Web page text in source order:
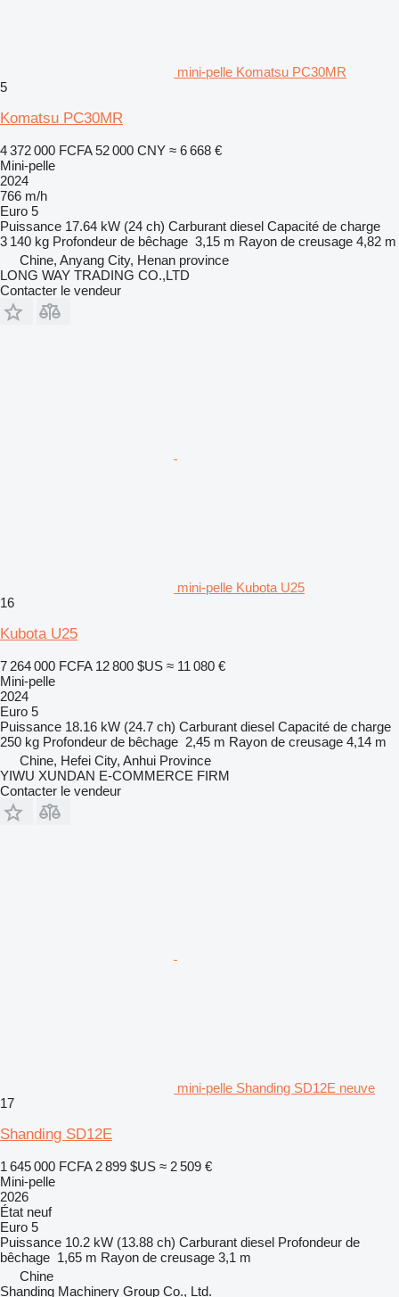
mini-pelle Komatsu PC30MR
5
Komatsu PC30MR
4 372 000 FCFA 52 000 CNY ≈ 6 668 €
Mini-pelle
2024
766 m/h
Euro 5
Puissance 17.64 kW (24 ch) Carburant diesel Capacité de charge
3 140 kg Profondeur de bêchage 3,15 m Rayon de creusage 4,82 m
Chine, Anyang City, Henan province
LONG WAY TRADING CO.,LTD
Contacter le vendeur
mini-pelle Kubota U25
16
Kubota U25
7 264 000 FCFA 12 800 $US ≈ 11 080 €
Mini-pelle
2024
Euro 5
Puissance 18.16 kW (24.7 ch) Carburant diesel Capacité de charge
250 kg Profondeur de bêchage 2,45 m Rayon de creusage 4,14 m
Chine, Hefei City, Anhui Province
YIWU XUNDAN E-COMMERCE FIRM
Contacter le vendeur
mini-pelle Shanding SD12E neuve
17
Shanding SD12E
1 645 000 FCFA 2 899 $US ≈ 2 509 €
Mini-pelle
2026
État neuf
Euro 5
Puissance 10.2 kW (13.88 ch) Carburant diesel Profondeur de
bêchage 1,65 m Rayon de creusage 3,1 m
Chine
Shanding Machinery Group Co., Ltd.